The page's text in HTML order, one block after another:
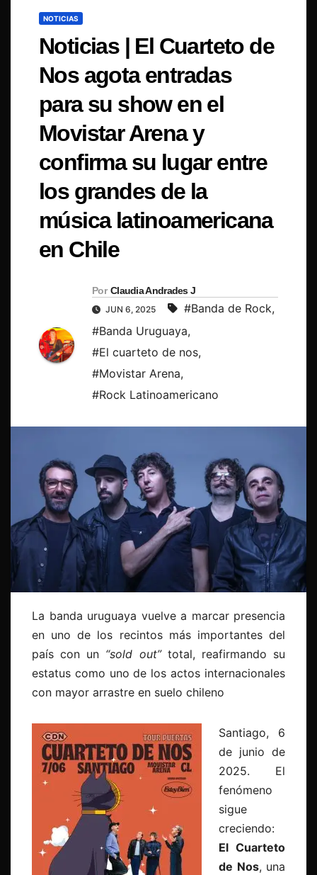
NOTICIAS
Noticias | El Cuarteto de
Nos agota entradas
para su show en el
Movistar Arena y
confirma su lugar entre
los grandes de la
música latinoamericana
en Chile
Por Claudia Andrades J
JUN 6, 2025 #Banda de Rock,
#Banda Uruguaya,
#El cuarteto de nos,
#Movistar Arena,
#Rock Latinoamericano
La banda uruguaya vuelve a marcar presencia
en uno de los recintos más importantes del
país con un “sold out”total, reafirmando su
estatus como uno de los actos internacionales
con mayor arrastre en suelo chileno
Santiago, 6
de junio de
2025. El
fenómeno
sigue
creciendo:
El Cuarteto
de Nos, una